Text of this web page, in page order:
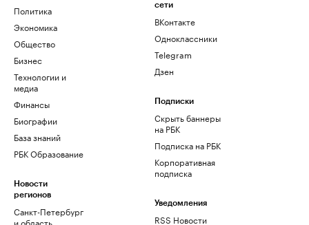
Политика
Экономика
Общество
Бизнес
Технологии и
медиа
Финансы
Биографии
База знаний
РБК Образование
Новости
регионов
Санкт-Петербург
и область
сети
ВКонтакте
Одноклассники
Telegram
Дзен
Подписки
Скрыть баннеры
на РБК
Подписка на РБК
Корпоративная
подписка
Уведомления
RSS Новости